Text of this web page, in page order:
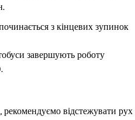
з кінцевих зупинок
завершують роботу
відстежувати рух